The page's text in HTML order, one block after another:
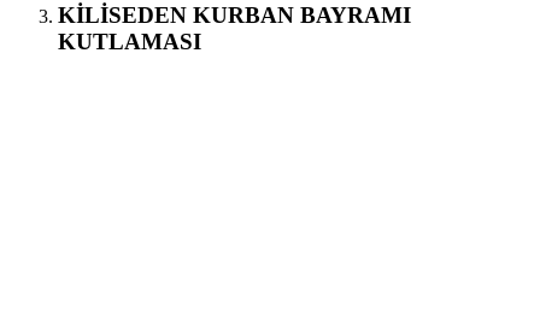
KİLİSEDEN KURBAN BAYRAMI
KUTLAMASI